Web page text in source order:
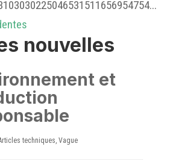
nouvelles
et
techniques, Vague